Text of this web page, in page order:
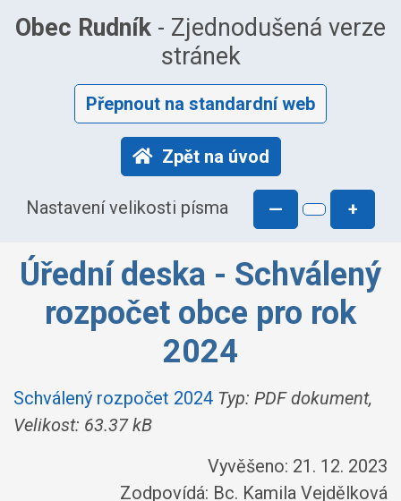
Obec Rudník - Zjednodušená verze
stránek
Přepnout na standardní web
Zpět na úvod
Nastavení velikosti písma — +
Úřední deska - Schválený
rozpočet obce pro rok
2024
Schválený rozpočet 2024 Typ: PDF dokument,
Velikost: 63.37 kB
Vyvěšeno: 21. 12. 2023
Zodpovídá: Bc. Kamila Vejdělková